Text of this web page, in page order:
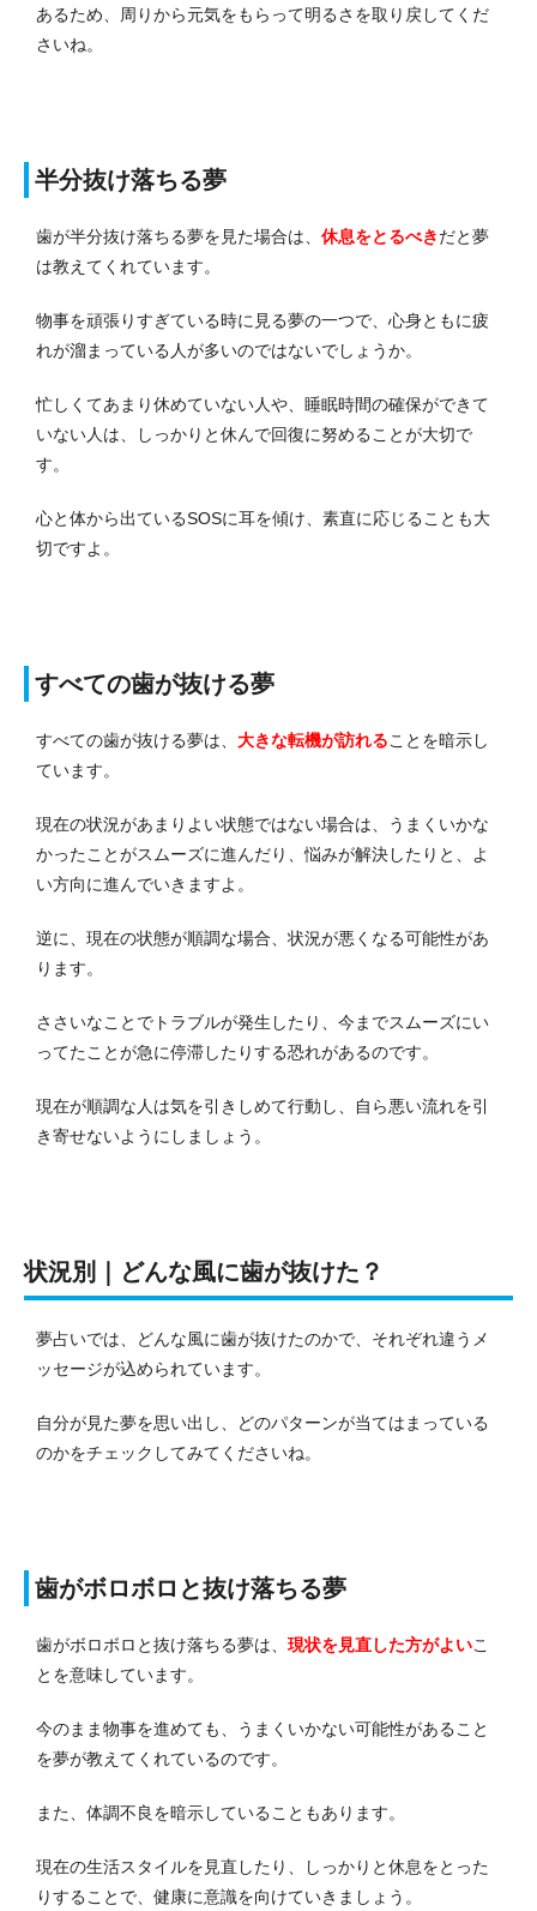
あるため、周りから元気をもらって明るさを取り戻してくだ
さいね。
半分抜け落ちる夢
歯が半分抜け落ちる夢を見た場合は、 休息をとるべきだと夢
は教えてくれています。
物事を頑張りすぎている時に見る夢の一つで、心身ともに疲
れが溜まっている人が多いのではないでしょうか。
忙しくてあまり休めていない人や、睡眠時間の確保ができて
いない人は、しっかりと休んで回復に努めることが大切で
す。
心と体から出ているSOSに耳を傾け、素直に応じることも大
切ですよ。
すべての歯が抜ける夢
すべての歯が抜ける夢は、 大きな転機が訪れることを暗示し
ています。
現在の状況があまりよい状態ではない場合は、うまくいかな
かったことがスムーズに進んだり、悩みが解決したりと、よ
い方向に進んでいきますよ。
逆に、現在の状態が順調な場合、状況が悪くなる可能性があ
ります。
ささいなことでトラブルが発生したり、今までスムーズにい
ってたことが急に停滞したりする恐れがあるのです。
現在が順調な人は気を引きしめて行動し、自ら悪い流れを引
き寄せないようにしましょう。
状況別｜どんな風に歯が抜けた？
夢占いでは、どんな風に歯が抜けたのかで、それぞれ違うメ
ッセージが込められています。
自分が見た夢を思い出し、どのパターンが当てはまっている
のかをチェックしてみてくださいね。
歯がボロボロと抜け落ちる夢
歯がボロボロと抜け落ちる夢は、 現状を見直した方がよいこ
とを意味しています。
今のまま物事を進めても、うまくいかない可能性があること
を夢が教えてくれているのです。
また、体調不良を暗示していることもあります。
現在の生活スタイルを見直したり、しっかりと休息をとった
りすることで、健康に意識を向けていきましょう。